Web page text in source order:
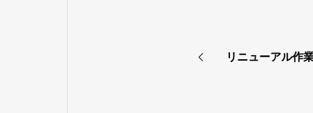
リニューアル作